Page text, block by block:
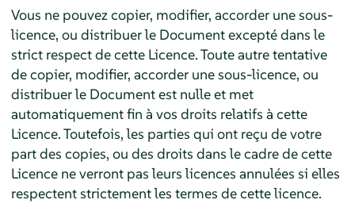
Vous ne pouvez copier, modifier, accorder une sous-
licence, ou distribuer le Document excepté dans le
strict respect de cette Licence. Toute autre tentative
de copier, modifier, accorder une sous-licence, ou
distribuer le Document est nulle et met
automatiquement fin à vos droits relatifs à cette
Licence. Toutefois, les parties qui ont reçu de votre
part des copies, ou des droits dans le cadre de cette
Licence ne verront pas leurs licences annulées si elles
respectent strictement les termes de cette licence.